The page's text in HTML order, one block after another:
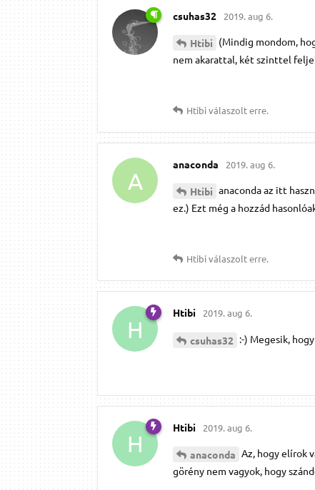
csuhas32 2019. aug 6.
Htibi (Mindig mondom,
nem akarattal, két szinttel
Htibiválaszolt erre.
A
anaconda 2019. aug 6.
Htibi anaconda az itt
ez.) Ezt még a hozzád
Htibiválaszolt erre.
H
Htibi 2019. aug 6.
csuhas32 :-) Megesik,
H
Htibi 2019. aug 6.
anaconda Az, hogy elírok
görény nem vagyok, hogy